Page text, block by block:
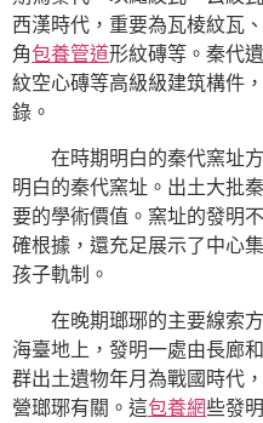
西漢時代，重要為瓦棱紋瓦
角包養管道形紋磚等。秦代
紋空心磚等高級級建筑構件
錄。
在時期明白的秦代窯址
明白的秦代窯址。出土大批
要的學術價值。窯址的發明
確根據，還充足展示了中心
孩子軌制。
在晚期瑯琊的主要線索方
海臺地上，發明一處由長廊
群出土遺物年月為戰國時代
營瑯琊有關。這包養網些發